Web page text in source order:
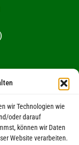
wir Technologien wie
oder darauf
können wir Daten
Website verarbeiten.